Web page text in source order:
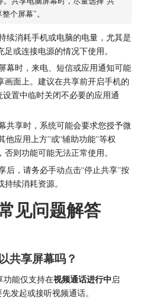
个屏幕”。
续消耗手机或电脑的电量，尤其是
或连接电源的情况下使用。
幕时，来电、短信或应用通知可能
画面上。建议在共享前开启手机的
设置中临时关闭不必要的应用通
共享时，系统可能会要求您授予微
他应用上方”或“辅助功能”等权
则功能可能无法正常使用。
后，请务必手动点击“停止共享”按
续消耗资源。
见问题解答
共享屏幕吗？
功能仅支持在视频通话进行中启
发起或接听视频通话。